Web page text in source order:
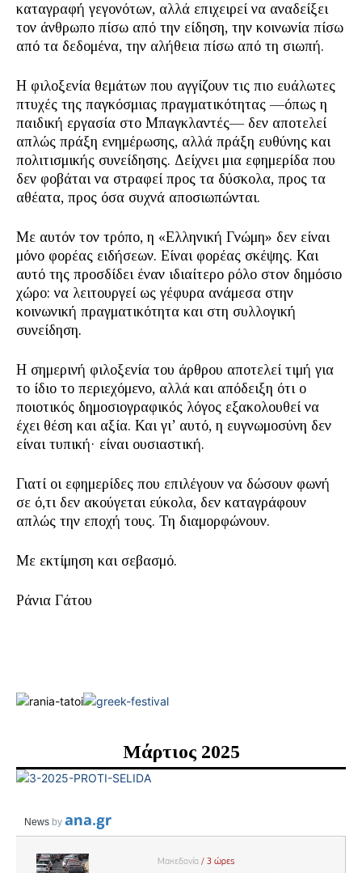
καταγραφή γεγονότων, αλλά επιχειρεί να αναδείξει
τον άνθρωπο πίσω από την είδηση, την κοινωνία πίσω
από τα δεδομένα, την αλήθεια πίσω από τη σιωπή.
Η φιλοξενία θεμάτων που αγγίζουν τις πιο ευάλωτες
πτυχές της παγκόσμιας πραγματικότητας —όπως η
παιδική εργασία στο Μπαγκλαντές— δεν αποτελεί
απλώς πράξη ενημέρωσης, αλλά πράξη ευθύνης και
πολιτισμικής συνείδησης. Δείχνει μια εφημερίδα που
δεν φοβάται να στραφεί προς τα δύσκολα, προς τα
αθέατα, προς όσα συχνά αποσιωπώνται.
Με αυτόν τον τρόπο, η «Ελληνική Γνώμη» δεν είναι
μόνο φορέας ειδήσεων. Είναι φορέας σκέψης. Και
αυτό της προσδίδει έναν ιδιαίτερο ρόλο στον δημόσιο
χώρο: να λειτουργεί ως γέφυρα ανάμεσα στην
κοινωνική πραγματικότητα και στη συλλογική
συνείδηση.
Η σημερινή φιλοξενία του άρθρου αποτελεί τιμή για
το ίδιο το περιεχόμενο, αλλά και απόδειξη ότι ο
ποιοτικός δημοσιογραφικός λόγος εξακολουθεί να
έχει θέση και αξία. Και γι’ αυτό, η ευγνωμοσύνη δεν
είναι τυπική· είναι ουσιαστική.
Γιατί οι εφημερίδες που επιλέγουν να δώσουν φωνή
σε ό,τι δεν ακούγεται εύκολα, δεν καταγράφουν
απλώς την εποχή τους. Τη διαμορφώνουν.
Με εκτίμηση και σεβασμό.
Ράνια Γάτου
Μάρτιος 2025